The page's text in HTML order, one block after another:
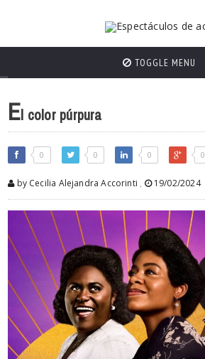
TOGGLE MENU
El color púrpura
0 0 0 0
by Cecilia Alejandra Accorinti , 19/02/2024